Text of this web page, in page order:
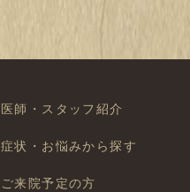
医師・スタッフ紹介
症状・お悩みから探す
ご来院予定の方